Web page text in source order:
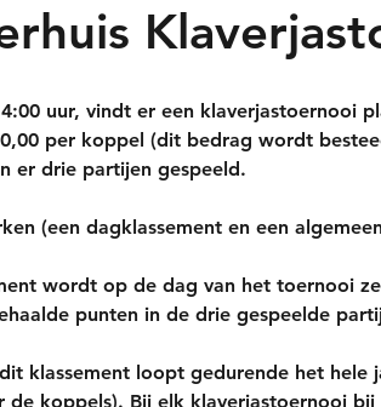
uur, vindt er een klaverjastoernooi
per koppel (dit bedrag wordt
er drie partijen gespeeld.
(een dagklassement en een
wordt op de dag van het toernooi
punten in de drie gespeelde
klassement loopt gedurende het
de koppels). Bij elk klaverjastoernooi